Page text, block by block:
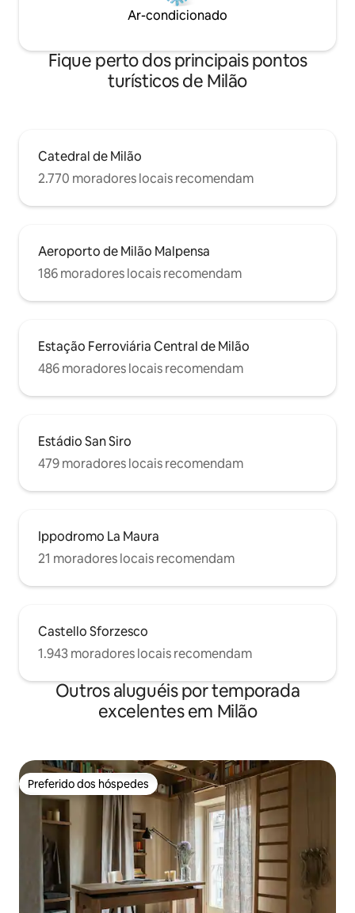
Ar-condicionado
Fique perto dos principais pontos
turísticos de Milão
Catedral de Milão
2.770 moradores locais recomendam
Aeroporto de Milão Malpensa
186 moradores locais recomendam
Estação Ferroviária Central de Milão
486 moradores locais recomendam
Estádio San Siro
479 moradores locais recomendam
Ippodromo La Maura
21 moradores locais recomendam
Castello Sforzesco
1.943 moradores locais recomendam
Outros aluguéis por temporada
excelentes em Milão
Preferido dos hóspedes
Preferido dos hóspedes